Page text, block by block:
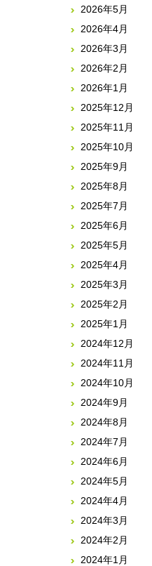
2026年5月
2026年4月
2026年3月
2026年2月
2026年1月
2025年12月
2025年11月
2025年10月
2025年9月
2025年8月
2025年7月
2025年6月
2025年5月
2025年4月
2025年3月
2025年2月
2025年1月
2024年12月
2024年11月
2024年10月
2024年9月
2024年8月
2024年7月
2024年6月
2024年5月
2024年4月
2024年3月
2024年2月
2024年1月